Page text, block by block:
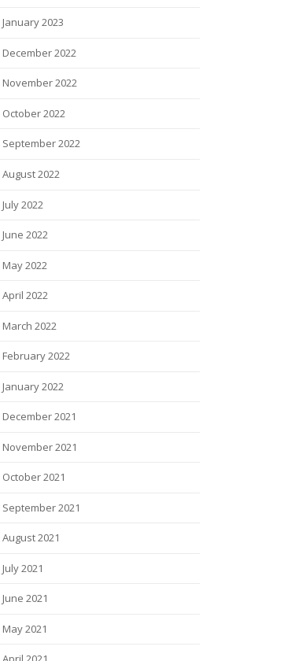
January 2023
December 2022
November 2022
October 2022
September 2022
August 2022
July 2022
June 2022
May 2022
April 2022
March 2022
February 2022
January 2022
December 2021
November 2021
October 2021
September 2021
August 2021
July 2021
June 2021
May 2021